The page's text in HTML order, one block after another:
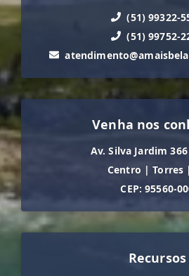
(51) 99322-
(51) 99752-
Venha nos
Av. Silva Jardim
Centro | Torres |
CEP: 95560-
Recursos